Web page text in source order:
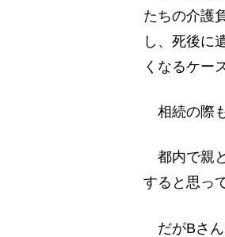
たちの介護
し、死後に
くなるケー
相続の際
都内で親
すると思っ
だがBさん